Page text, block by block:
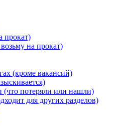
прокат)
на прокат)
(кроме вакансий)
(что потеряли или нашли)
для других разделов)